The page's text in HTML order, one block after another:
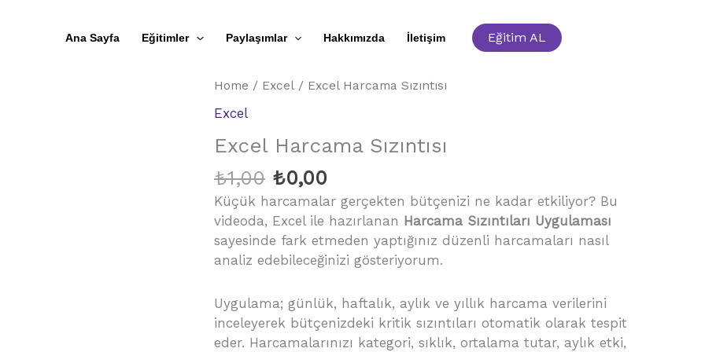
Ana Sayfa Eğitimler Paylaşımlar Hakkımızda İletişim Eğitim AL
Home / Excel / Excel Harcama Sızıntısı
Excel
Excel Harcama Sızıntısı
₺1,00 Original
price
was:
₺1,00.
₺0,00
price
is:
₺0,00.
Küçük harcamalar gerçekten bütçenizi ne kadar etkiliyor? Bu
videoda, Excel ile hazırlanan Harcama Sızıntıları Uygulaması
sayesinde fark etmeden yaptığınız düzenli harcamaları nasıl
analiz edebileceğinizi gösteriyorum.
Uygulama; günlük, haftalık, aylık ve yıllık harcama verilerini
inceleyerek bütçenizdeki kritik sızıntıları otomatik olarak tespit
eder. Harcamalarınızı kategori, sıklık, ortalama tutar, aylık etki,